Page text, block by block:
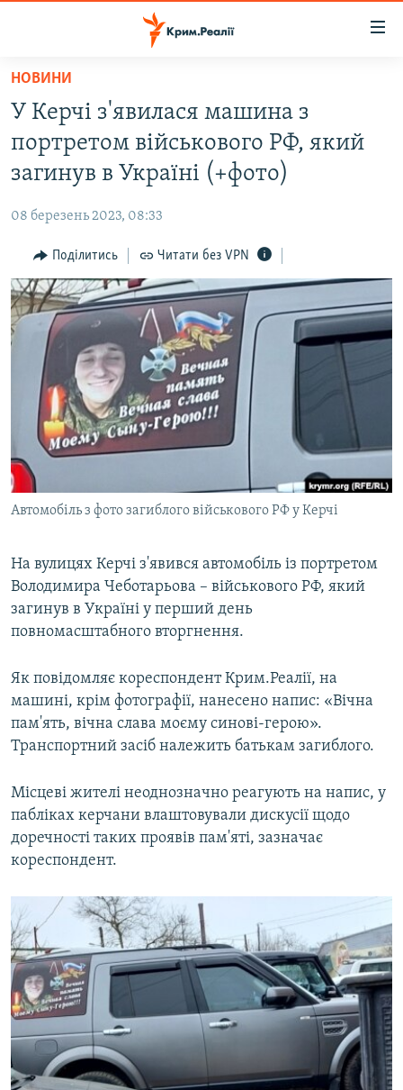
Перейти
основного
матеріалу
Перейти
до
основної
навігації
Перейти
до
пошуку
ВОДА.КРИМ
ВІДЕО ТА ФОТО
БЛОГИ
ПОГЛЯД
ІНТЕРВ'Ю
ВСЕ ЗА ДЕНЬ
СПЕЦПРОЕКТИ
ДЕПОРТАЦІЯ
ВІДЕОУРОКИ «ELIFBE»
СВІДЧЕННЯ ОКУПАЦІЇ
УКРАЇНСЬКА ПРОБЛЕМА КРИМУ
ІНФОГРАФІКА
ЯК ОБІЙТИ БЛОКУВАННЯ
Русский
Qırımtatar
ДОЛУЧАЙСЯ!
Усі сайти RFE/RL
НОВИНИ
У Керчі з'явилася машина з
портретом військового РФ, який
загинув в Україні (+фото)
08 березень 2023, 08:33
Поділитись Читати без VPN
Автомобіль з фото загиблого військового РФ у Керчі
На вулицях Керчі з'явився автомобіль із портретом
Володимира Чеботарьова – військового РФ, який
загинув в Україні у перший день
повномасштабного вторгнення.
Як повідомляє кореспондент Крим.Реалії, на
машині, крім фотографії, нанесено напис: «Вічна
пам'ять, вічна слава моєму синові-герою».
Транспортний засіб належить батькам загиблого.
Місцеві жителі неоднозначно реагують на напис, у
пабліках керчани влаштовували дискусії щодо
доречності таких проявів пам'яті, зазначає
кореспондент.